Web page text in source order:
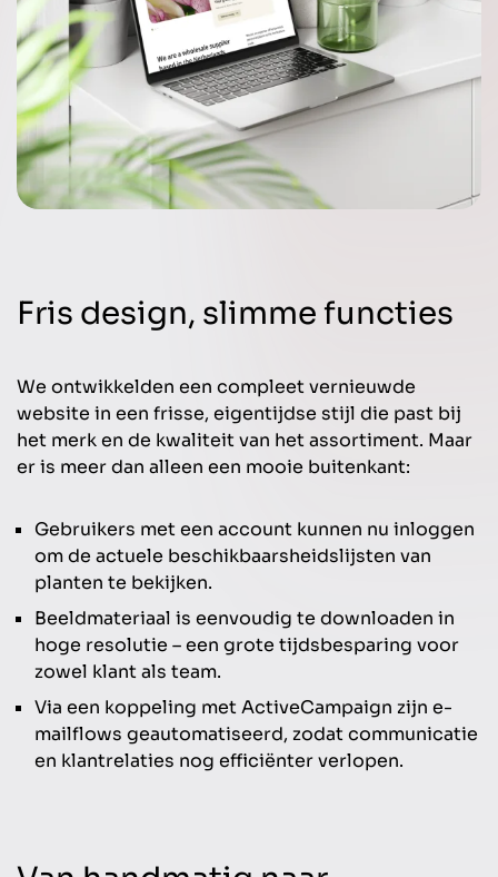
Fris design, slimme functies
We ontwikkelden een compleet vernieuwde
website in een frisse, eigentijdse stijl die past bij
het merk en de kwaliteit van het assortiment. Maar
er is meer dan alleen een mooie buitenkant:
Gebruikers met een account kunnen nu inloggen
om de actuele beschikbaarsheidslijsten van
planten te bekijken.
Beeldmateriaal is eenvoudig te downloaden in
hoge resolutie – een grote tijdsbesparing voor
zowel klant als team.
Via een koppeling met ActiveCampaign zijn e-
mailflows geautomatiseerd, zodat communicatie
en klantrelaties nog efficiënter verlopen.